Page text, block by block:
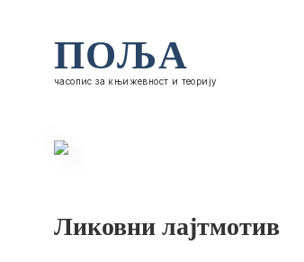
ПОЉА
часопис за књижевност и теорију
Ликовни лајтмотив